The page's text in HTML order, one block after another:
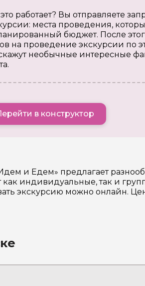
работает? Вы отправляете
места проведения,
бюджет. После
на проведение экскурсии по
необычные интересные
в конструктор
и Едем» предлагает
индивидуальные, так и
экскурсию можно онлайн.